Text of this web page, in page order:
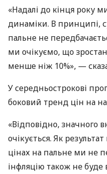
«Надалі до кінця року
динаміки. В принципі,
пальне не
ми очікуємо, що
менше ніж 10%», —
У середньострокові
боковий тренд цін на
«Відповідно, значного
очікується. Як
цінах на пальне ми не
інфляцію також не